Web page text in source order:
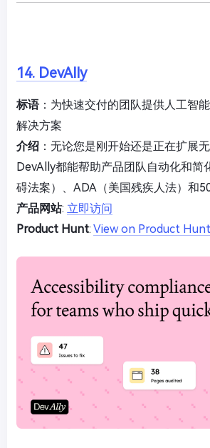
14. DevAlly
标语：为快速交付的团队提供人工智
解决方案
介绍 ：无论您是刚开始还是正在扩展
DevAlly都能帮助产品团队自动化和简
碍法案）、ADA（美国残疾人法）和
产品网站: 立即访问
Product Hunt: View on Product Hunt